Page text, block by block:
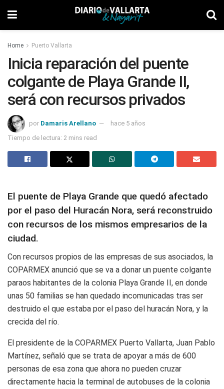
Home Puerto Vallarta
Inicia reparación del puente
colgante de Playa Grande II,
será con recursos privados
por Damaris Arellano
hace 5 años
Tiempo de lectura: 2 mins read
El puente de Playa Grande que quedó afectado
por el paso del Huracán Nora, será reconstruido
con recursos de los mismos empresarios de la
ciudad.
Con recursos propios de las empresas de sus asociados, la
COPARMEX anunció que se va a donar un puente colgante
paraos habitantes de la colonia Playa Grande II, en donde
unas 50 familias se han quedado incomunicadas tras ser
destruido el que estaba por el paso del huracán Nora, y la
crecida del río.
El presidente de la COPARMEX Puerto Vallarta, Juan Pablo
Martínez, señaló que se trata de apoyar a más de 600
personas de esa zona que ahora no pueden cruzar
directamente hacia la terminal de autobuses de la colonia